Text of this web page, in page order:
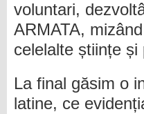
voluntari,
ARMATA,
celelalte științe și
La final găsim o
latine, ce